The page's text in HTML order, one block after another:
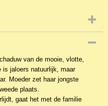
van de mooie, vlotte,
is jaloers natuurlijk, maar
Moeder zet haar jongste
plaats.
gaat het met de familie